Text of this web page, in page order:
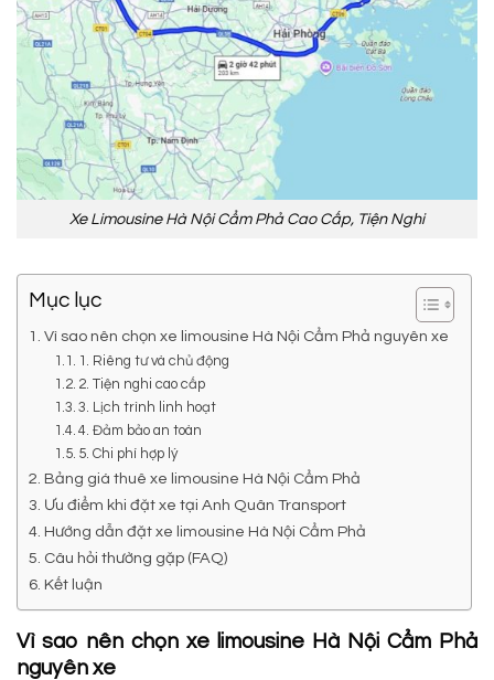
Xe Limousine Hà Nội Cẩm Phả Cao Cấp, Tiện Nghi
Mục lục
Vì sao nên chọn xe limousine Hà Nội Cẩm Phả nguyên xe
1. Riêng tư và chủ động
2. Tiện nghi cao cấp
3. Lịch trình linh hoạt
4. Đảm bảo an toàn
5. Chi phí hợp lý
Bảng giá thuê xe limousine Hà Nội Cẩm Phả
Ưu điểm khi đặt xe tại Anh Quân Transport
Hướng dẫn đặt xe limousine Hà Nội Cẩm Phả
Câu hỏi thường gặp (FAQ)
Kết luận
Vì sao nên chọn xe limousine Hà Nội Cẩm Phả
nguyên xe